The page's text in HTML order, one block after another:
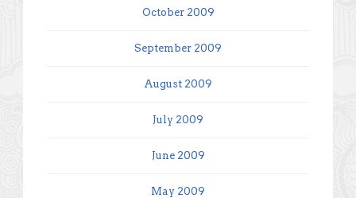
October 2009
September 2009
August 2009
July 2009
June 2009
May 2009